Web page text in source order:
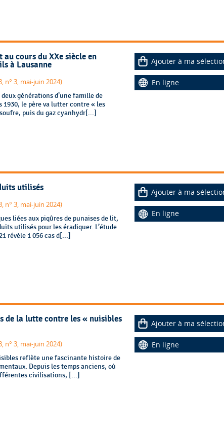
cours du XXe siècle en
à Lausanne
n° 3, mai-juin 2024)
générations d’une famille de
1930, le père va lutter contre « les
puis du gaz cyanhydr[...]
Ajouter à ma
En ligne
utilisés
n° 3, mai-juin 2024)
liées aux piqûres de punaises de lit,
utilisés pour les éradiquer. L’étude
révèle 1 056 cas d[...]
Ajouter à ma
En ligne
de la lutte contre les « nuisibles
n° 3, mai-juin 2024)
reflète une fascinante histoire de
Depuis les temps anciens, où
civilisations, [...]
Ajouter à ma
En ligne